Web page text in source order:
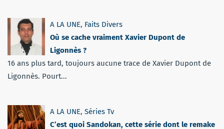
A LA UNE, Faits Divers
Où se cache vraiment Xavier Dupont de
Ligonnès ?
16 ans plus tard, toujours aucune trace de Xavier Dupont de
Ligonnès. Pourt...
A LA UNE, Séries Tv
C’est quoi Sandokan, cette série dont le remake